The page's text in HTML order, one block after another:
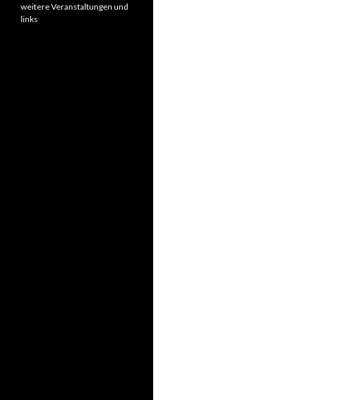
weitere Veranstaltungen und
links